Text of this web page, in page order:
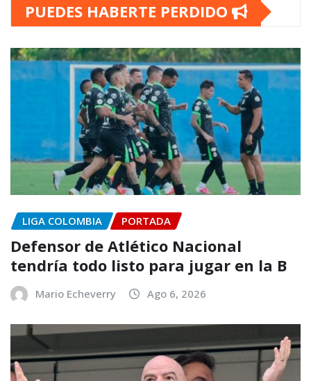
entradas
PUEDES HABERTE PERDIDO
LIGA COLOMBIA PORTADA
Defensor de Atlético Nacional
tendría todo listo para jugar en la B
Mario Echeverry Ago 6, 2026